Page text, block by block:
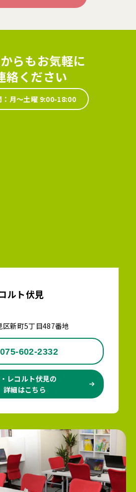
らもお気軽に
絡ください
：月～土曜 9:00-18:00
ルト伏見
区新町5丁目487番地
075-602-2332
レコルト伏見の
詳細はこちら